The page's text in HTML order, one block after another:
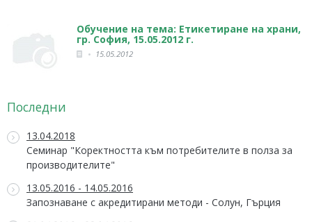
Обучение на тема: Етикетиране на храни,
гр. София, 15.05.2012 г.
15.05.2012
Последни
13.04.2018
Семинар "Коректността към потребителите в полза за
производителите"
13.05.2016 - 14.05.2016
Запознаване с акредитирани методи - Солун, Гърция